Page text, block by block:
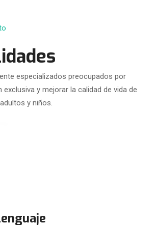
especializados preocupados por
y mejorar la calidad de vida de
y niños.